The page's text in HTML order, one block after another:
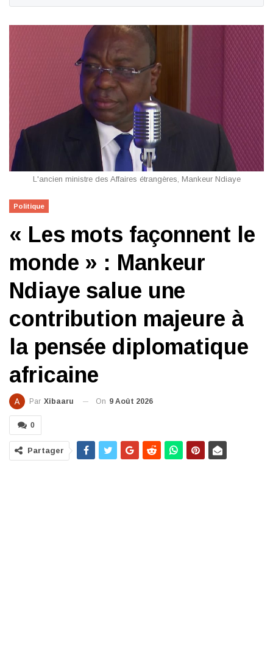
L'ancien ministre des Affaires étrangères, Mankeur Ndiaye
Politique
« Les mots façonnent le
monde » : Mankeur
Ndiaye salue une
contribution majeure à
la pensée diplomatique
africaine
Par Xibaaru On 9 Août 2026
0
Partager